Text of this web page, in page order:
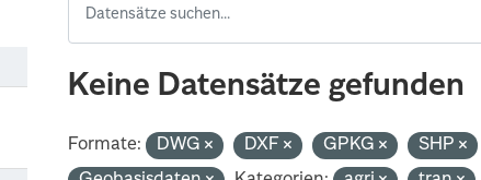
Keine Datensätze gefunden
Formate: DWG DXF GPKG SHP